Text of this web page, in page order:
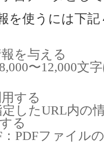
を使うには下
を与える
〜12,000文字
する
したURL内の
る
PDFファイル